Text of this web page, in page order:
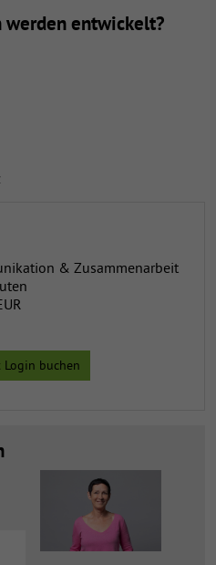
werden entwickelt?
& Zusammenarbeit
Login buchen